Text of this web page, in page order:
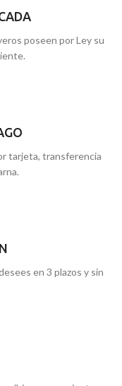
original.
poseen por Ley su
tarjeta, transferencia
en 3 plazos y sin